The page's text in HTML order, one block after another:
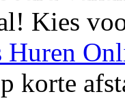
Kies
Huren
korte